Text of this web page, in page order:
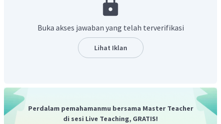
Buka akses jawaban yang telah terverifikasi
Lihat Iklan
Perdalam pemahamanmu bersama Master Teacher
di sesi Live Teaching, GRATIS!